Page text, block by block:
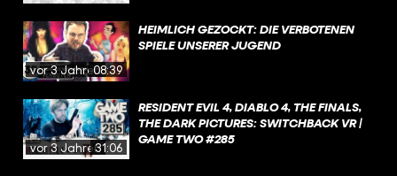
vor 3 Jahren08:39
HEIMLICH GEZOCKT: DIE VERBOTENEN
SPIELE UNSERER JUGEND
vor 3 Jahren31:06
RESIDENT EVIL 4, DIABLO 4, THE FINALS,
THE DARK PICTURES: SWITCHBACK VR |
GAME TWO #285